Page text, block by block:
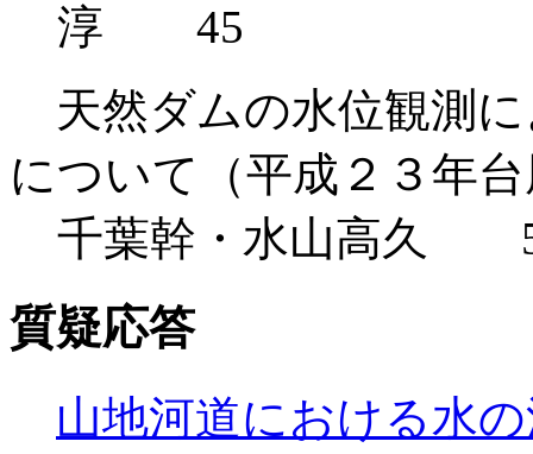
淳 45
天然ダムの水位観測
について（平成２３年
千葉幹・水山高久
質疑応答
山地河道における水